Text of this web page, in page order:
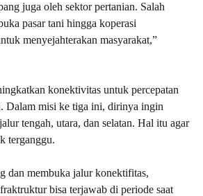
juga oleh sektor pertanian. Salah
pasar tani hingga koperasi
menyejahterakan masyarakat,”
konektivitas untuk percepatan
Dalam misi ke tiga ini, dirinya ingin
tengah, utara, dan selatan. Hal itu agar
terganggu.
dan membuka jalur konektifitas,
bisa terjawab di periode saat